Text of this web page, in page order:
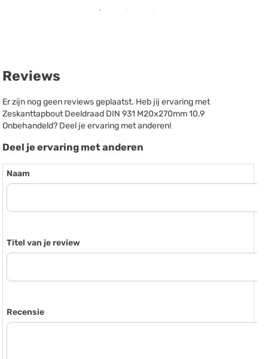
Reviews
Er zijn nog geen reviews geplaatst. Heb jij ervaring met
Zeskanttapbout Deeldraad DIN 931 M20x270mm 10.9
Onbehandeld? Deel je ervaring met anderen!
Deel je ervaring met anderen
Naam
Titel van je review
Recensie